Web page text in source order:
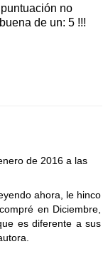
no
de un: 5 !!!
de 2016 a las
ahora, le hinco
en Diciembre,
es diferente a sus